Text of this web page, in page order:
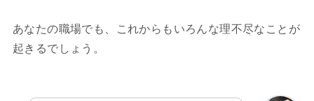
あなたの職場でも、これからもいろんな理不尽なことが
起きるでしょう。